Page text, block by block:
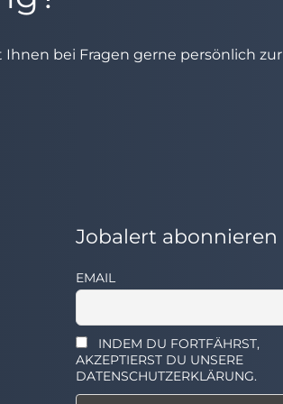
Ihnen bei Fragen gerne persönlich zur
Jobalert abonnieren
EMAIL
INDEM DU FORTFÄHRST,
AKZEPTIERST DU UNSERE
DATENSCHUTZERKLÄRUNG.